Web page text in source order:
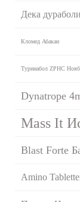
Дека
Кломед Абакан
Туринабол ZPHC
Dynatrope
Mass It
Blast Forte
Amino